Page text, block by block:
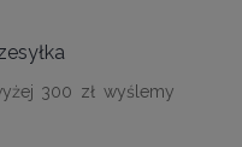
300 zł wyślemy